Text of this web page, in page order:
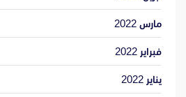
مارس 2022
فبراير 2022
يناير 2022